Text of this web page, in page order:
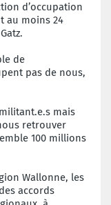
d’occupation
au moins 24
de
pas de nous,
mais
retrouver
100 millions
Wallonne, les
accords